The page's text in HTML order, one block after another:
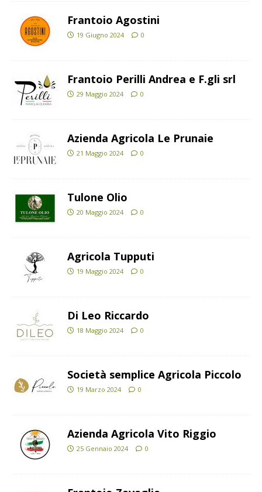
Frantoio Agostini
19 Giugno 2024 0
Frantoio Perilli Andrea e F.gli srl
29 Maggio 2024 0
Azienda Agricola Le Prunaie
21 Maggio 2024 0
Tulone Olio
20 Maggio 2024 0
Agricola Tupputi
19 Maggio 2024 0
Di Leo Riccardo
18 Maggio 2024 0
Società semplice Agricola Piccolo
19 Marzo 2024 0
Azienda Agricola Vito Riggio
25 Gennaio 2024 0